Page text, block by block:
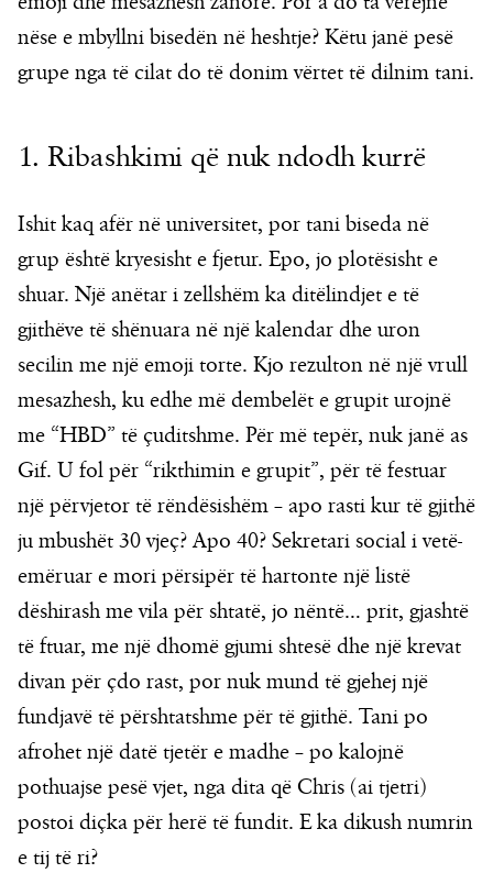
nëse e mbyllni bisedën në heshtje? Këtu janë pesë
grupe nga të cilat do të donim vërtet të dilnim tani.
1. Ribashkimi që nuk ndodh kurrë
Ishit kaq afër në universitet, por tani biseda në
grup është kryesisht e fjetur. Epo, jo plotësisht e
shuar. Një anëtar i zellshëm ka ditëlindjet e të
gjithëve të shënuara në një kalendar dhe uron
secilin me një emoji torte. Kjo rezulton në një vrull
mesazhesh, ku edhe më dembelët e grupit urojnë
me “HBD” të çuditshme. Për më tepër, nuk janë as
Gif. U fol për “rikthimin e grupit”, për të festuar
një përvjetor të rëndësishëm – apo rasti kur të gjithë
ju mbushët 30 vjeç? Apo 40? Sekretari social i vetë-
emëruar e mori përsipër të hartonte një listë
dëshirash me vila për shtatë, jo nëntë… prit, gjashtë
të ftuar, me një dhomë gjumi shtesë dhe një krevat
divan për çdo rast, por nuk mund të gjehej një
fundjavë të përshtatshme për të gjithë. Tani po
afrohet një datë tjetër e madhe – po kalojnë
pothuajse pesë vjet, nga dita që Chris (ai tjetri)
postoi diçka për herë të fundit. E ka dikush numrin
e tij të ri?